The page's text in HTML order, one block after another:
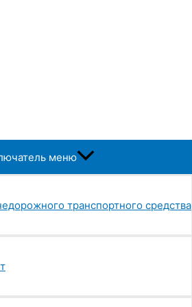
меню
транспортного средства
и